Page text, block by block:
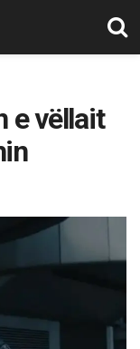
e vëllait